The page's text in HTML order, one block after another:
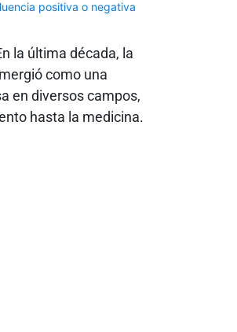
la última década, la
como una
en diversos campos,
hasta la medicina.